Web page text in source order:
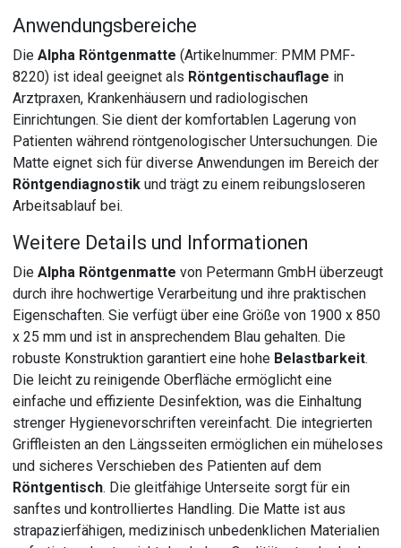
Anwendungsbereiche
DieAlpha Röntgenmatte (Artikelnummer: PMM PMF-
8220) ist ideal geeignet als Röntgentischauflage in
Arztpraxen, Krankenhäusern und radiologischen
Einrichtungen. Sie dient der komfortablen Lagerung von
Patienten während röntgenologischer Untersuchungen. Die
Matte eignet sich für diverse Anwendungen im Bereich der
Röntgendiagnostik und trägt zu einem reibungsloseren
Arbeitsablauf bei.
Weitere Details und Informationen
DieAlpha Röntgenmatte von Petermann GmbH überzeugt
durch ihre hochwertige Verarbeitung und ihre praktischen
Eigenschaften. Sie verfügt über eine Größe von 1900 x 850
x 25 mm und ist in ansprechendem Blau gehalten. Die
robuste Konstruktion garantiert eine hohe Belastbarkeit.
Die leicht zu reinigende Oberfläche ermöglicht eine
einfache und effiziente Desinfektion, was die Einhaltung
strenger Hygienevorschriften vereinfacht. Die integrierten
Griffleisten an den Längsseiten ermöglichen ein müheloses
und sicheres Verschieben des Patienten auf dem
Röntgentisch. Die gleitfähige Unterseite sorgt für ein
sanftes und kontrolliertes Handling. Die Matte ist aus
strapazierfähigen, medizinisch unbedenklichen Materialien